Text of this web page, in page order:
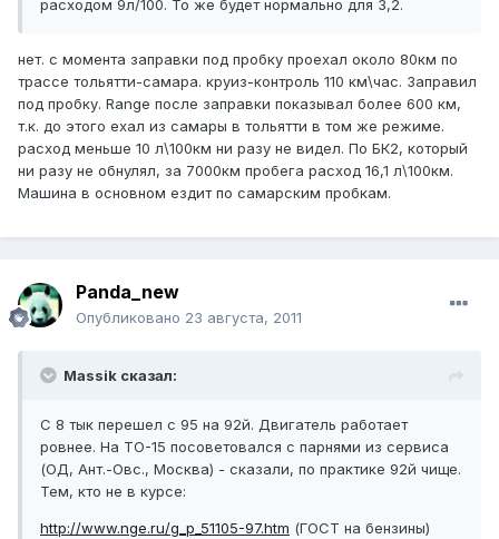
расходом 9л/100. То же будет нормально для 3,2.
нет. с момента заправки под пробку проехал около 80км по
трассе тольятти-самара. круиз-контроль 110 км\час. Заправил
под пробку. Range после заправки показывал более 600 км,
т.к. до этого ехал из самары в тольятти в том же режиме.
расход меньше 10 л\100км ни разу не видел. По БК2, который
ни разу не обнулял, за 7000км пробега расход 16,1 л\100км.
Машина в основном ездит по самарским пробкам.
Panda_new
Опубликовано 23 августа, 2011
Massik сказал:
С 8 тык перешел с 95 на 92й. Двигатель работает
ровнее. На ТО-15 посоветовался с парнями из сервиса
(ОД, Ант.-Овс., Москва) - сказали, по практике 92й чище.
Тем, кто не в курсе:
http://www.nge.ru/g_p_51105-97.htm (ГОСТ на бензины)